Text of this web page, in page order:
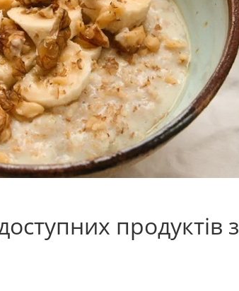
продуктів з